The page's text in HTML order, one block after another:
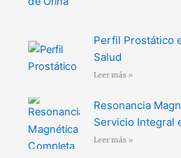
Perfil Prostático
Salud
Leer más »
Resonancia
Servicio Integral
Leer más »